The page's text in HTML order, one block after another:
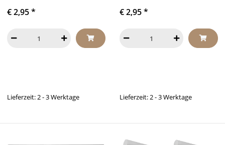
und Rutschgummi
€ 2,95*
Lieferzeit: 2 - 3 Werktage
Gleitschutz und
€ 2,95*
Lieferzeit: 2 - 3 Werktage